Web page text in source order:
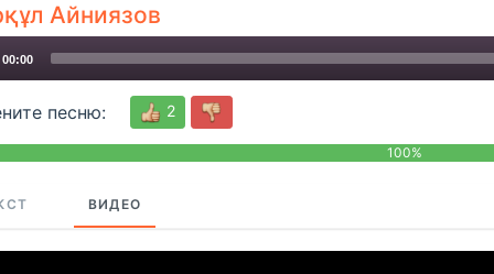
Айниязов
00:00
песню: 2
100%
ВИДЕО